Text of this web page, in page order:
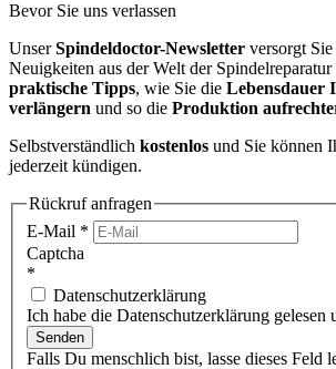
Bevor Sie uns verlassen
UnserSpindeldoctor-Newsletter versorgt
Neuigkeiten aus der Welt der
praktische Tipps, wie Sie die Lebensdauer
verlängern und so die Produktion
Selbstverständlich kostenlos und Sie können
jederzeit kündigen.
Rückruf anfragen
E-Mail *
Captcha
*
Datenschutzerklärung
Ich habe die Datenschutzerklärung gelesen
Senden
Falls Du menschlich bist, lasse dieses Feld